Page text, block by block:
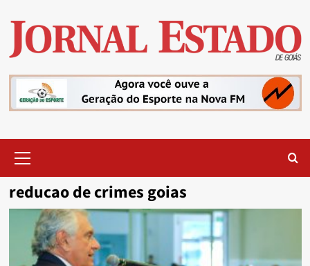
content
Menu
reducao de crimes goias